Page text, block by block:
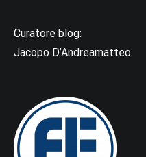
Curatore blog:
Jacopo D’Andreamatteo